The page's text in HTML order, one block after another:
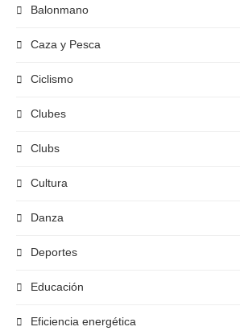
Balonmano
Caza y Pesca
Ciclismo
Clubes
Clubs
Cultura
Danza
Deportes
Educación
Eficiencia energética